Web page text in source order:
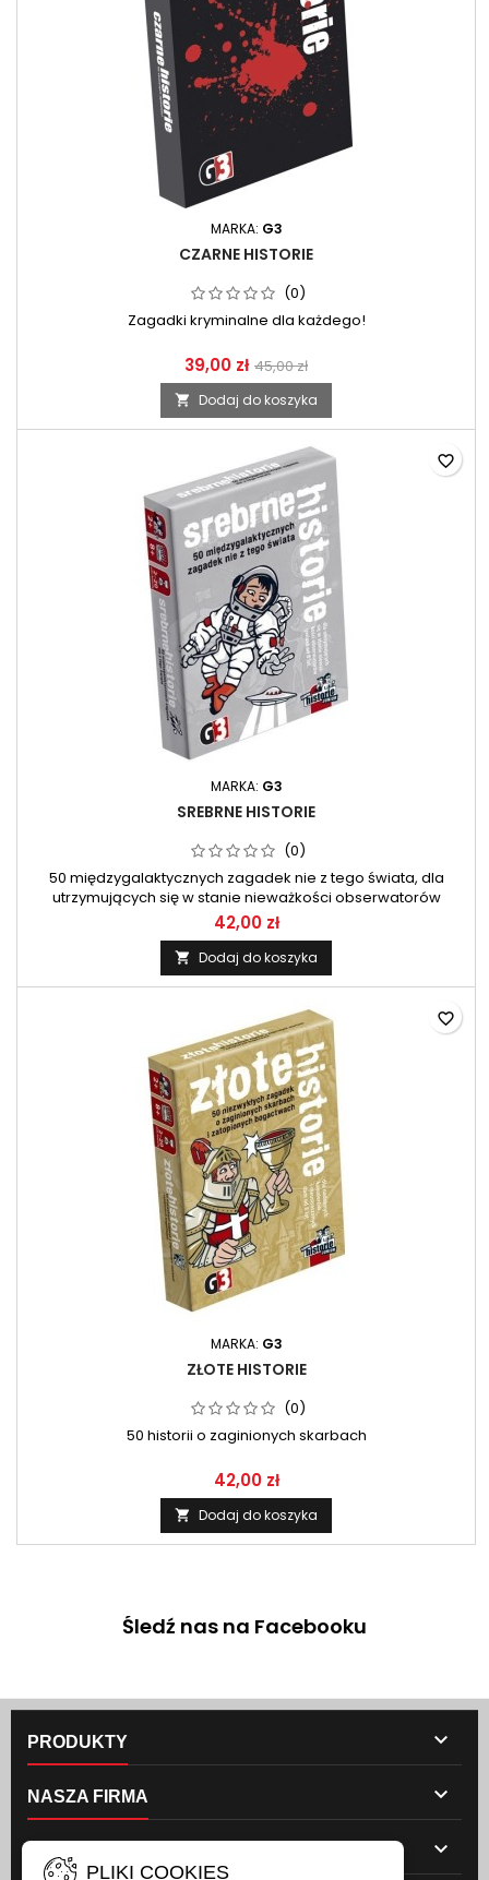
MARKA: G3
CZARNE HISTORIE
(0)
Zagadki kryminalne dla każdego!
39,00 zł 45,00 zł
 Dodaj do koszyka
MARKA: G3
SREBRNE HISTORIE
(0)
50 międzygalaktycznych zagadek nie z tego świata, dla
utrzymujących się w stanie nieważkości obserwatorów
gwiazd
42,00 zł
 Dodaj do koszyka
favorite_border
MARKA: G3
ZŁOTE HISTORIE
(0)
50 historii o zaginionych skarbach
42,00 zł
 Dodaj do koszyka
favorite_border
Śledź nas na Facebooku
PRODUKTY 
NASZA FIRMA 

PLIKI COOKIES